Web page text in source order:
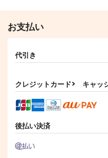
春夏秋冬代行者 〔2
下〕
KADOKAWA
お支払い
代引き
クレジットカード キャッ
後払い決済